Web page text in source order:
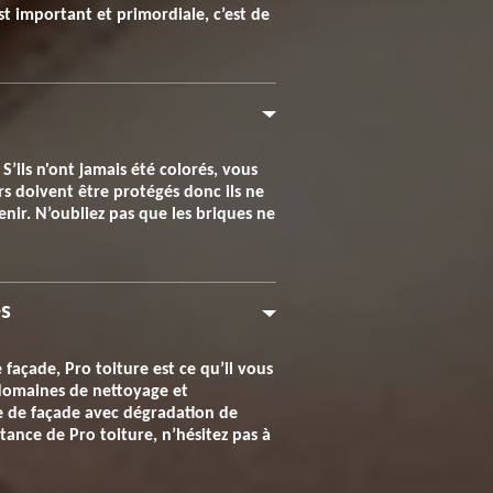
important et primordiale, c’est de
n'ont jamais été colorés, vous
doivent être protégés donc ils ne
N’oubliez pas que les briques ne
Pro toiture est ce qu’il vous
de nettoyage et
façade avec dégradation de
de Pro toiture, n’hésitez pas à